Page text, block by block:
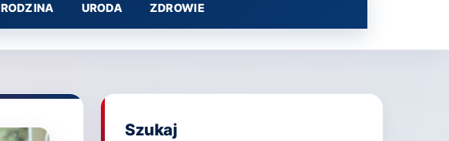
RODZINA URODA ZDROWIE
Szukaj